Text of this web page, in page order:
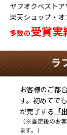
ヤフオクベストア
楽天ショップ・
多数の受賞実
ラ
お客様のご都
す。初めてで
が完了する 「
（※査定後のお
ます。）